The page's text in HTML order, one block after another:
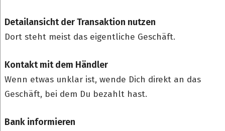
Detailansicht der Transaktion nutzen
Dort steht meist das eigentliche Geschäft.
Kontakt mit dem Händler
Wenn etwas unklar ist, wende Dich direkt an das
Geschäft, bei dem Du bezahlt hast.
Bank informieren